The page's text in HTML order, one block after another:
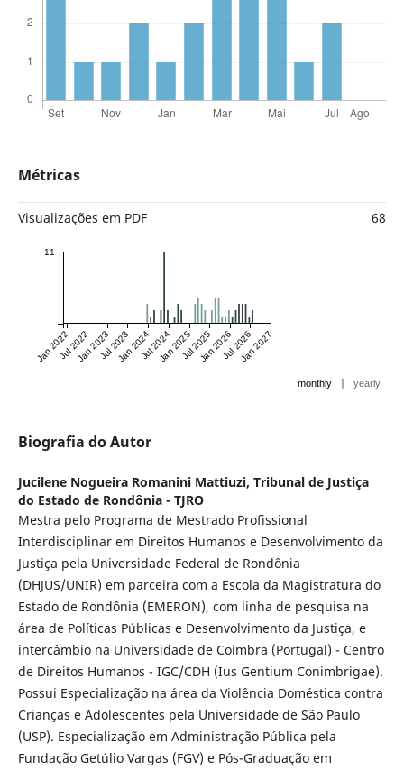
Métricas
Visualizações em PDF 68
Jan 2022Jul 2022Jan 2023Jul 2023Jan 2024Jul 2024Jan 2025Jul 2025Jan 2026Jul 2026Jan 2027
11
monthly | yearly
Biografia do Autor
Jucilene Nogueira Romanini Mattiuzi, Tribunal de Justiça
do Estado de Rondônia - TJRO
Mestra pelo Programa de Mestrado Profissional
Interdisciplinar em Direitos Humanos e Desenvolvimento da
Justiça pela Universidade Federal de Rondônia
(DHJUS/UNIR) em parceira com a Escola da Magistratura do
Estado de Rondônia (EMERON), com linha de pesquisa na
área de Políticas Públicas e Desenvolvimento da Justiça, e
intercâmbio na Universidade de Coimbra (Portugal) - Centro
de Direitos Humanos - IGC/CDH (Ius Gentium Conimbrigae).
Possui Especialização na área da Violência Doméstica contra
Crianças e Adolescentes pela Universidade de São Paulo
(USP). Especialização em Administração Pública pela
Fundação Getúlio Vargas (FGV) e Pós-Graduação em